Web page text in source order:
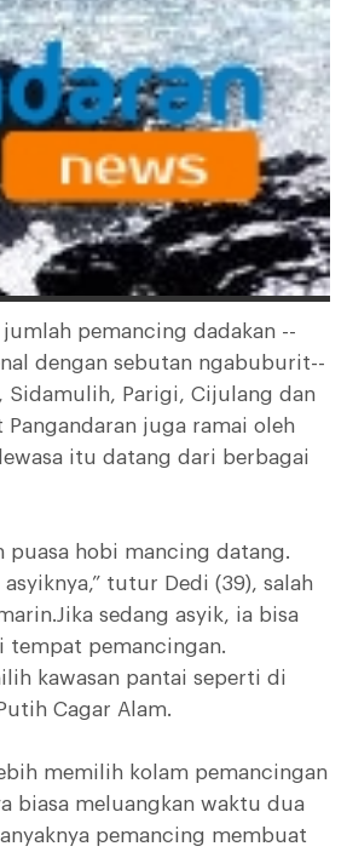
pemancing dadakan --
dengan sebutan ngabuburit--
Sidamulih, Parigi, Cijulang dan
Pangandaran juga ramai oleh
itu datang dari berbagai
puasa hobi mancing datang.
tutur Dedi (39), salah
sedang asyik, ia bisa
tempat pemancingan.
kawasan pantai seperti di
Cagar Alam.
memilih kolam pemancingan
biasa meluangkan waktu dua
pemancing membuat